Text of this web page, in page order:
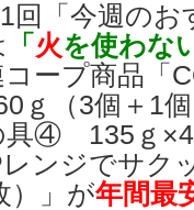
回「今週の
「 火を使わな
コープ商品「
ｇ（3個＋1
④ 135ｇ×4
レンジでサ
）」が年間最